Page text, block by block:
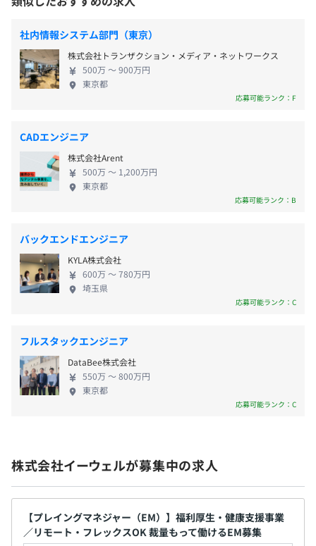
https://www.ewel.co.jp/category/service-
health/kenpos/p796/
・資産運用を強力サポート『ライフプランシミュレータ
sales/lifeplan/p799/
・育児・介護の情報サイト『行政情報サービス』
https://www.ewel.co.jp/category/service-sales/adm-
・働く人の「意欲」を引き出す新しいサービス『インセン
ティブ・プラス』
https://www.ewel.co.jp/category/service/incentive-
plus/p14408/
◆自己啓発費補助
自己啓発や資格取得にかかる費用の一部（最大5万円／
年）を補助します。
◆研修制度
・階層別研修（全社研修）
入社時研修や役職者研修等、所定の階層やタイミングに
実施
面出口D）より徒歩7分
・東京メトロ半蔵門線 永田町駅（7番出口）より徒歩7
分
・JR線・東京メトロ丸ノ内線／南北線 四ツ谷駅より徒
年) ※復職率100%
・産前産後休暇
・配偶者出産休暇
・イベント休暇（学校行事）
・失効年次有給休暇（介護、病気） 他
賃金改定あり：年1回（4月）
社会保険完備（健康保険・厚生年金加入・雇用保険・労災
保険）
東京西南私鉄連合健康保険組合加入
社内情報システム部門（東京）
株式会社トランザクション・メディア・ネットワークス
500万 〜 900万円
東京都
応募可能ランク：F
CADエンジニア
株式会社Arent
500万 〜 1,200万円
東京都
応募可能ランク：B
バックエンドエンジニア
KYLA株式会社
600万 〜 780万円
埼玉県
応募可能ランク：C
フルスタックエンジニア
DataBee株式会社
550万 〜 800万円
東京都
応募可能ランク：C
株式会社イーウェルが募集中の求人
【プレイングマネジャー（EM）】福利厚生・健康支援事業
／リモート・フレックスOK 裁量もって働けるEM募集